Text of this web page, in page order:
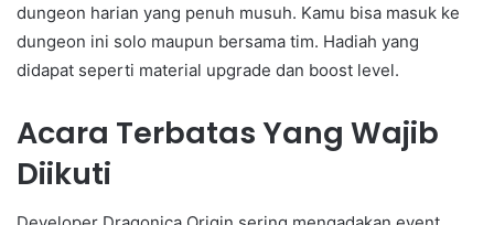
dungeon harian yang penuh musuh. Kamu bisa masuk ke
dungeon ini solo maupun bersama tim. Hadiah yang
didapat seperti material upgrade dan boost level.
Acara Terbatas Yang Wajib
Diikuti